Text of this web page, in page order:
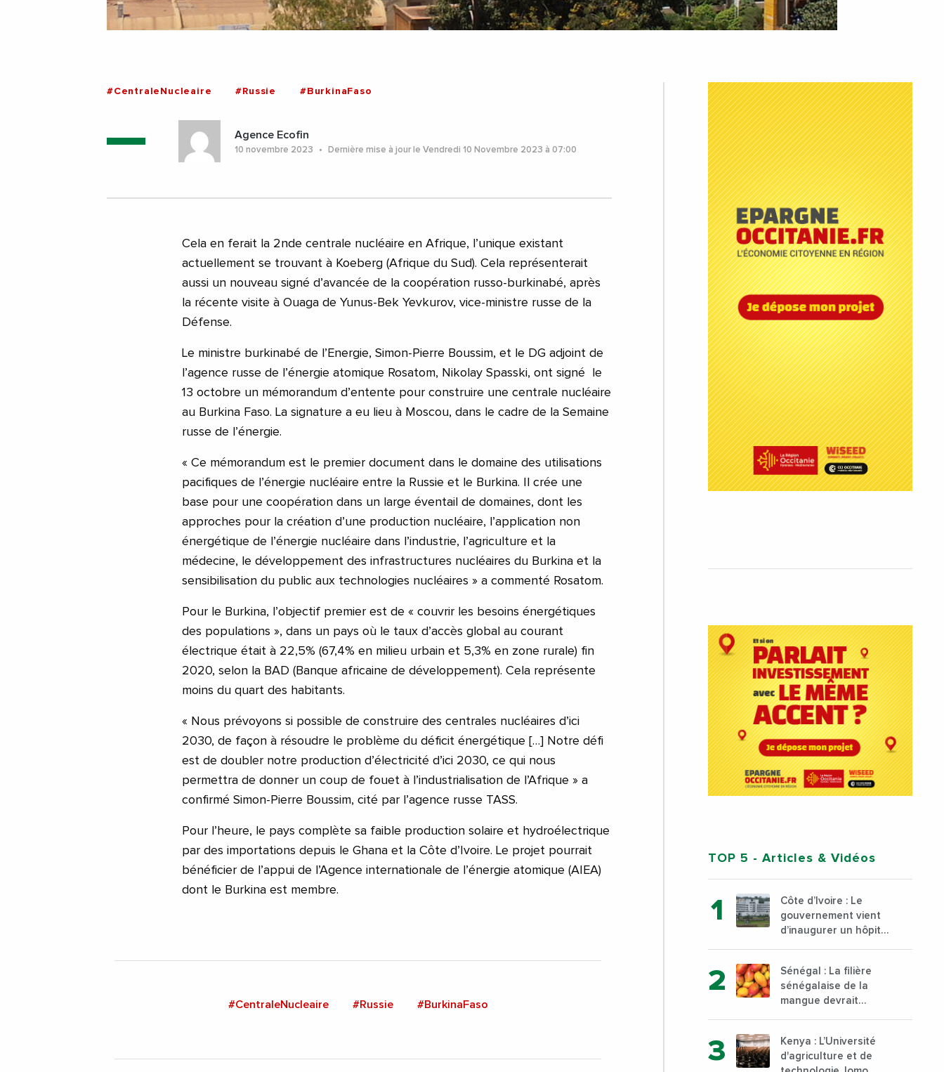
#CentraleNucleaire #Russie #BurkinaFaso
Agence Ecofin
10 novembre 2023 Dernière mise à jour le Vendredi 10 Novembre 2023 à 07:00
Cela en ferait la 2nde centrale nucléaire en Afrique, l’unique existant
actuellement se trouvant à Koeberg (Afrique du Sud). Cela représenterait
aussi un nouveau signé d’avancée de la coopération russo-burkinabé, après
la récente visite à Ouaga de Yunus-Bek Yevkurov, vice-ministre russe de la
Défense.
Le ministre burkinabé de l’Energie, Simon-Pierre Boussim, et le DG adjoint de
l’agence russe de l’énergie atomique Rosatom, Nikolay Spasski, ont signé le
13 octobre un mémorandum d’entente pour construire une centrale nucléaire
au Burkina Faso. La signature a eu lieu à Moscou, dans le cadre de la Semaine
russe de l’énergie.
« Ce mémorandum est le premier document dans le domaine des utilisations
pacifiques de l’énergie nucléaire entre la Russie et le Burkina. Il crée une
base pour une coopération dans un large éventail de domaines, dont les
approches pour la création d’une production nucléaire, l’application non
énergétique de l’énergie nucléaire dans l’industrie, l’agriculture et la
médecine, le développement des infrastructures nucléaires du Burkina et la
sensibilisation du public aux technologies nucléaires » a commenté Rosatom.
Pour le Burkina, l’objectif premier est de « couvrir les besoins énergétiques
des populations », dans un pays où le taux d’accès global au courant
électrique était à 22,5% (67,4% en milieu urbain et 5,3% en zone rurale) fin
2020, selon la BAD (Banque africaine de développement). Cela représente
moins du quart des habitants.
« Nous prévoyons si possible de construire des centrales nucléaires d’ici
2030, de façon à résoudre le problème du déficit énergétique […] Notre défi
est de doubler notre production d’électricité d’ici 2030, ce qui nous
permettra de donner un coup de fouet à l’industrialisation de l’Afrique » a
confirmé Simon-Pierre Boussim, cité par l’agence russe TASS.
Pour l’heure, le pays complète sa faible production solaire et hydroélectrique
par des importations depuis le Ghana et la Côte d’Ivoire. Le projet pourrait
bénéficier de l’appui de l’Agence internationale de l’énergie atomique (AIEA)
dont le Burkina est membre.
#CentraleNucleaire #Russie #BurkinaFaso
TOP 5 - Articles & Vidéos
Côte d’Ivoire : Le
gouvernement vient
d’inaugurer un hôpital
au sud du pays
Sénégal : La filière
sénégalaise de la
mangue devrait
000 tonnes produites
Kenya : L’Université
d'agriculture et de